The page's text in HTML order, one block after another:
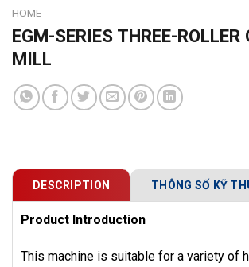
HOME
EGM-SERIES THREE-ROLLER
MILL
DESCRIPTION THÔNG SỐ KỸ
Product Introduction
This machine is suitable for a variety of